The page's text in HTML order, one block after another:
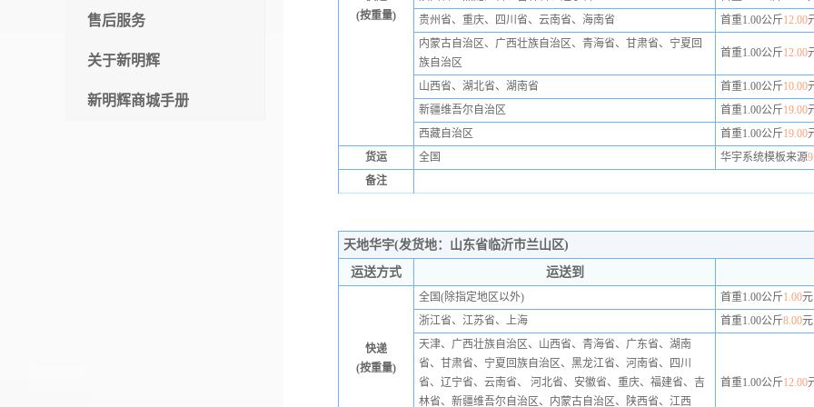
售后服务
关于新明辉
新明辉商城手册
(按重量)
贵州省、重庆、四川省、云南省、海南省
首重1.00公斤12.00
内蒙古自治区、广西壮族自治区、青海省、甘肃省、宁夏回
族自治区
首重1.00公斤12.00
山西省、湖北省、湖南省 首重1.00公斤10.00
新疆维吾尔自治区
首重1.00公斤19.00
西藏自治区
首重1.00公斤19.00
货运
全国 华宇系统模板来源
备注
天地华宇(发货地：山东省临沂市兰山区)
运送方式
运送到
快递
(按重量)
全国(除指定地区以外) 首重1.00公斤1.00
浙江省、江苏省、上海
首重1.00公斤8.00
天津、广西壮族自治区、山西省、青海省、广东省、湖南
省、甘肃省、宁夏回族自治区、黑龙江省、河南省、四川
省、辽宁省、云南省、 河北省、安徽省、重庆、福建省、吉
林省、新疆维吾尔自治区、内蒙古自治区、陕西省、江西
首重1.00公斤12.00